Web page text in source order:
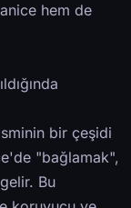
hem de
bir çeşidi
"bağlamak",
Bu